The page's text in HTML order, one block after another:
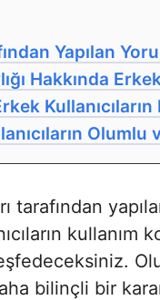
Yapılan
Hakkında
Olumlu
tarafından
kullanım
bilinçli bir